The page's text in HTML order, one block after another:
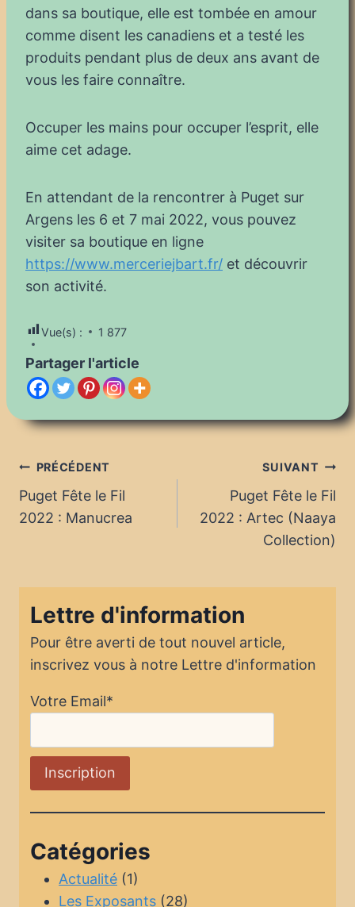
dans sa boutique, elle est tombée en amour
comme disent les canadiens et a testé les
produits pendant plus de deux ans avant de
vous les faire connaître.
Occuper les mains pour occuper l’esprit, elle
aime cet adage.
En attendant de la rencontrer à Puget sur
Argens les 6 et 7 mai 2022, vous pouvez
visiter sa boutique en ligne
https://www.merceriejbart.fr/ et découvrir
son activité.
Vue(s) : 1 877
Partager l'article
Navigation
de
PRÉCÉDENT
Puget Fête le Fil
2022 : Manucrea
SUIVANT
Puget Fête le Fil
2022 : Artec (Naaya
Collection)
Lettre d'information
Pour être averti de tout nouvel article,
inscrivez vous à notre Lettre d'information
Votre Email*
Catégories
Actualité (1)
Les Exposants (28)